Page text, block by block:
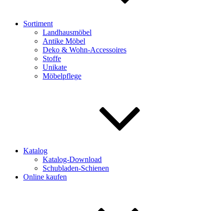
Sortiment
Landhausmöbel
Antike Möbel
Deko & Wohn-Accessoires
Stoffe
Unikate
Möbelpflege
Katalog
Katalog-Download
Schubladen-Schienen
Online kaufen